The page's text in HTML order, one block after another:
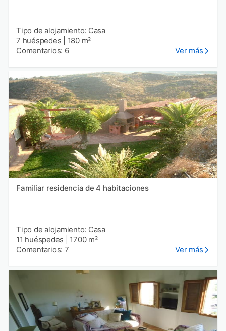
Tipo de alojamiento: Casa
7 huéspedes
180 m²
Comentarios: 6
Ver más
Familiar residencia de 4 habitaciones
Tipo de alojamiento: Casa
11 huéspedes
1700 m²
Comentarios: 7
Ver más